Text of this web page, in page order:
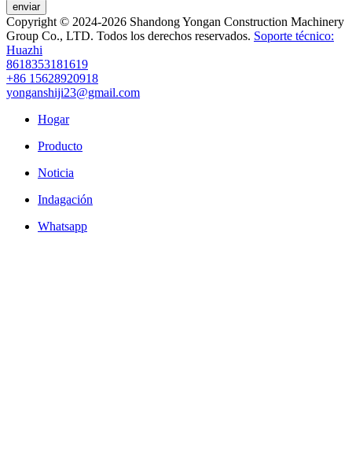
enviar
Copyright © 2024-2026 Shandong Yongan Construction Machinery
Group Co., LTD. Todos los derechos reservados. Soporte técnico:
Huazhi
8618353181619
+86 15628920918
yonganshiji23@gmail.com
Hogar
Producto
Noticia
Indagación
Whatsapp